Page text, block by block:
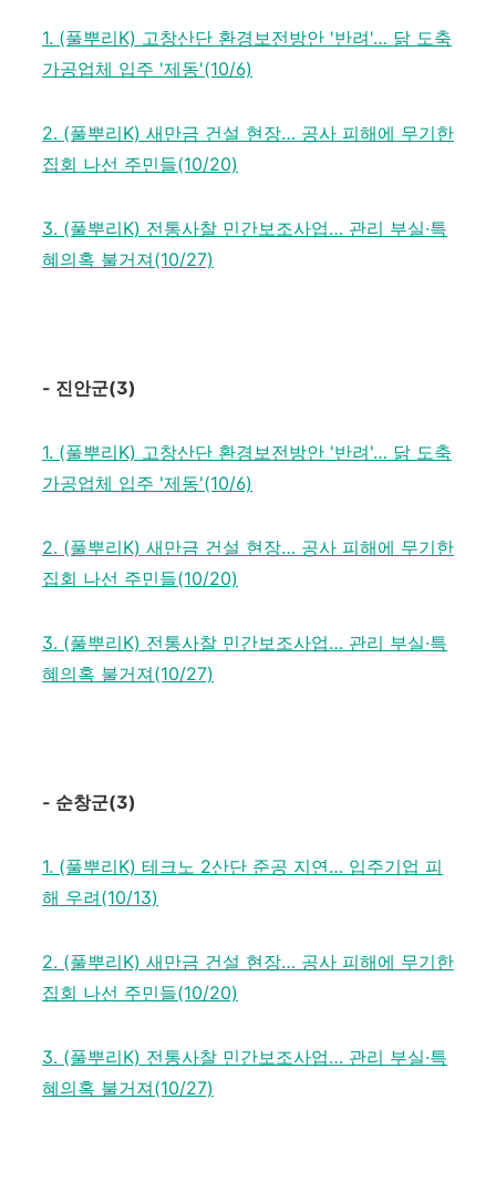
1. (풀뿌리K) 고창산단 환경보전방안 '반려'… 닭 도축
가공업체 입주 '제동'(10/6)
2. (풀뿌리K) 새만금 건설 현장… 공사 피해에 무기한
집회 나선 주민들(10/20)
3. (풀뿌리K) 전통사찰 민간보조사업… 관리 부실·특
혜의혹 불거져(10/27)
- 진안군(3)
1. (풀뿌리K) 고창산단 환경보전방안 '반려'… 닭 도축
가공업체 입주 '제동'(10/6)
2. (풀뿌리K) 새만금 건설 현장… 공사 피해에 무기한
집회 나선 주민들(10/20)
3. (풀뿌리K) 전통사찰 민간보조사업… 관리 부실·특
혜의혹 불거져(10/27)
- 순창군(3)
1. (풀뿌리K) 테크노 2산단 준공 지연… 입주기업 피
해 우려(10/13)
2. (풀뿌리K) 새만금 건설 현장… 공사 피해에 무기한
집회 나선 주민들(10/20)
3. (풀뿌리K) 전통사찰 민간보조사업… 관리 부실·특
혜의혹 불거져(10/27)